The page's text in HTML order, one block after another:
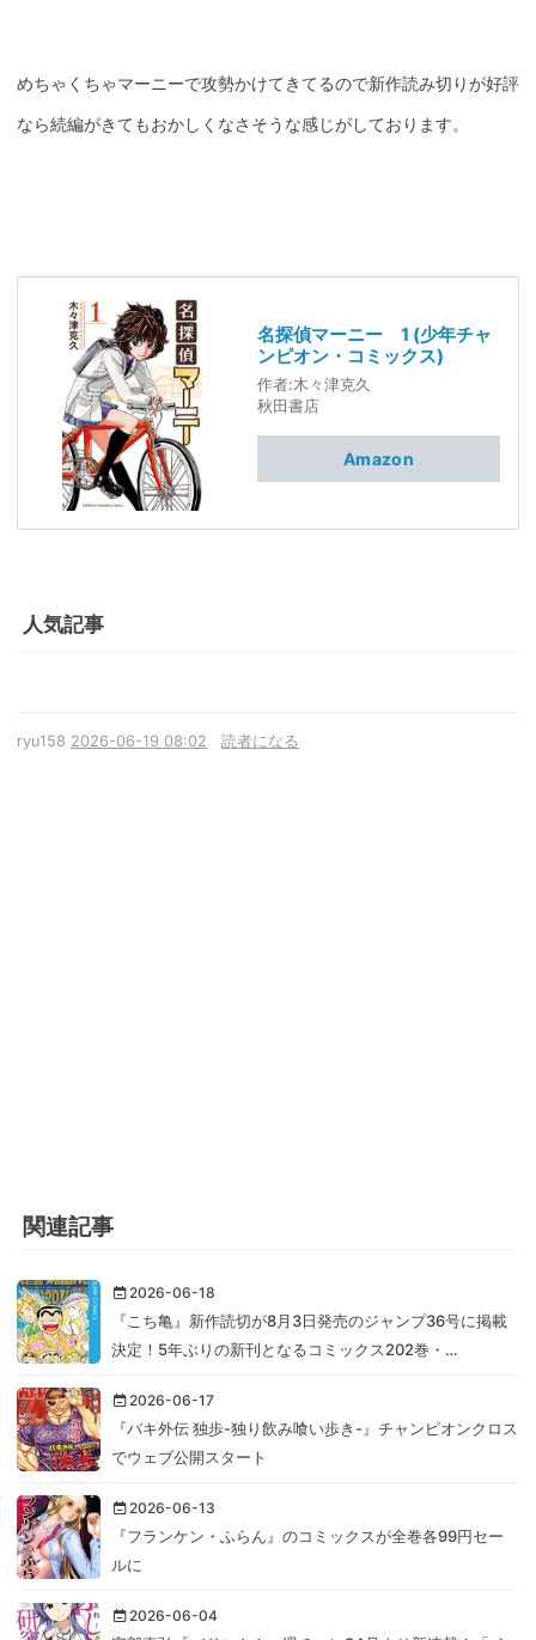
めちゃくちゃマーニーで攻勢かけてきてるので新作読み切りが好評
なら続編がきてもおかしくなさそうな感じがしております。
名探偵マーニー 1 (少年チャ
ンピオン・コミックス)
作者:木々津克久
秋田書店
Amazon
人気記事
ryu158 2026-06-19 08:02 読者になる
関連記事
2026-06-18
『こち亀』新作読切が8月3日発売のジャンプ36号に掲載
決定！5年ぶりの新刊となるコミックス202巻・…
2026-06-17
『バキ外伝 独歩-独り飲み喰い歩き-』チャンピオンクロス
でウェブ公開スタート
2026-06-13
『フランケン・ふらん』のコミックスが全巻各99円セー
ルに
2026-06-04